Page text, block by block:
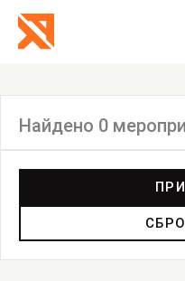
Найдено 0
Перформанс